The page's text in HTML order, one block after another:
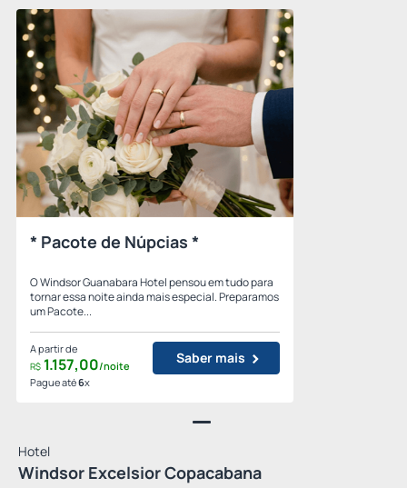
* Pacote de Núpcias *
O Windsor Guanabara Hotel pensou em tudo para
tornar essa noite ainda mais especial. Preparamos
um Pacote...
A partir de
R$ 1.157,00/noite
Pague até6x
Saber mais
Hotel
Windsor Excelsior Copacabana